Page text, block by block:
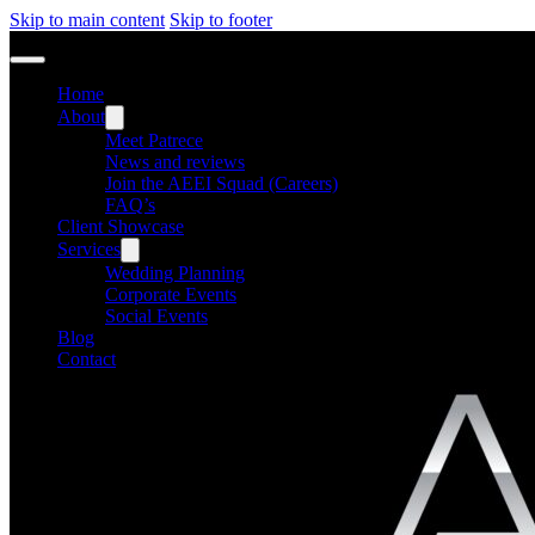
Skip to main content Skip to footer
Home
About
Meet Patrece
News and reviews
Join the AEEI Squad (Careers)
FAQ’s
Client Showcase
Services
Wedding Planning
Corporate Events
Social Events
Blog
Contact